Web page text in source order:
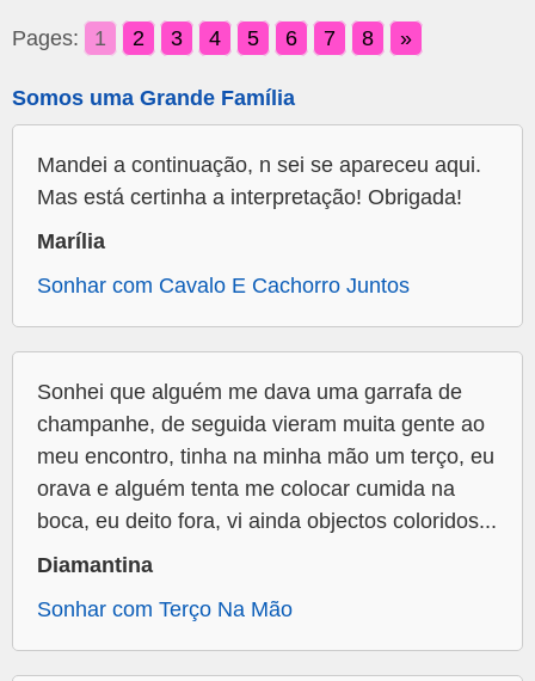
Pages: 1 2 3 4 5 6 7 8 »
Somos uma Grande Família
Mandei a continuação, n sei se apareceu aqui.
Mas está certinha a interpretação! Obrigada!
Marília
Sonhar com Cavalo E Cachorro Juntos
Sonhei que alguém me dava uma garrafa de
champanhe, de seguida vieram muita gente ao
meu encontro, tinha na minha mão um terço, eu
orava e alguém tenta me colocar cumida na
boca, eu deito fora, vi ainda objectos coloridos...
Diamantina
Sonhar com Terço Na Mão